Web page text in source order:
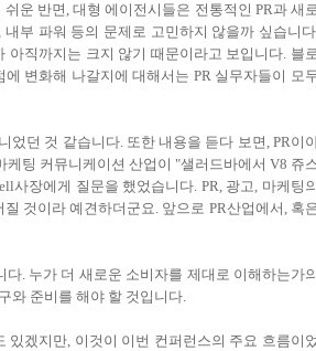
운 반면, 대형 에이전시들은 전통적인 PR과 새
부 파워 등의 문제로 고민하지 않을까 싶습니
직까지는 크지 않기 때문이라고 보입니다. 블
변화해 나갈지에 대해서는 PR 실무자들이 모
었던 것 같습니다. 또한 내용을 듣다 보면, PR이
케팅 커뮤니케이션 산업이 "샐러드바에서 V8 쥬
사장에게 질문을 했었습니다. PR, 광고, 마케팅의
것이라 예견하더군요. 앞으로 PR산업에서, 혹
. 누가 더 새로운 소비자를 제대로 이해하는가의
와 준비를 해야 할 것입니다.
겠지만, 이것이 이번 컨퍼런스의 주요 흐름이었